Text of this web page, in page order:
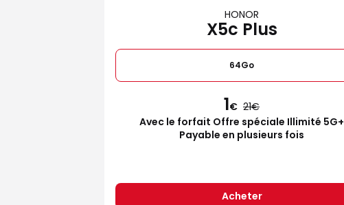
HONOR
X5c Plus
64Go
1€ 21
Avec le forfait Offre spéciale Illimité 5G+
Payable en plusieurs fois
Acheter